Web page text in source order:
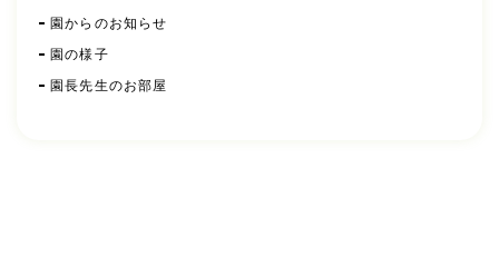
園からのお知らせ
園の様子
園長先生のお部屋